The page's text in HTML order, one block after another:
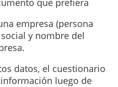
empresa (persona
y nombre del
datos, el cuestionario
luego de